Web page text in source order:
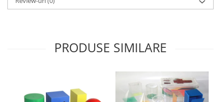
Videoproiectoare
Ecrane Proiectie
Laptopuri si Accesorii
All in One/PC
PRODUSE SIMILARE